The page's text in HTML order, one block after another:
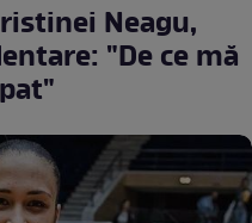
Neagu,
"De ce mă